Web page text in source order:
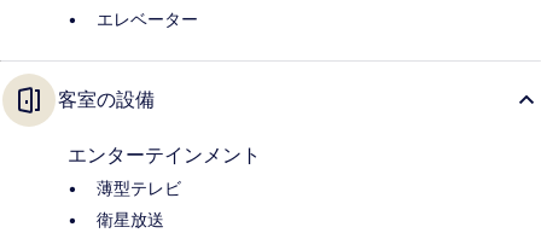
エレベーター
客室の設備
エンターテインメント
薄型テレビ
衛星放送